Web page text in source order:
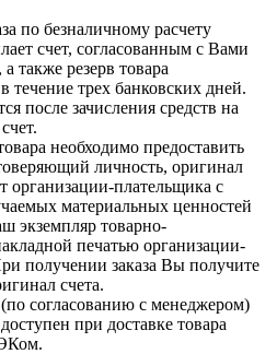
по безналичному расчету
счет, согласованным с Вами
также резерв товара
течение трех банковских дней.
после зачисления средств на
необходимо предоставить
личность, оригинал
организации-плательщика с
материальных ценностей
экземпляр товарно-
печатью организации-
получении заказа Вы получите
счета.
согласованию с менеджером)
при доставке товара